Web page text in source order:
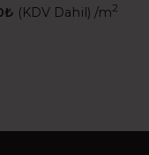
₺ (KDV Dahil) /m2